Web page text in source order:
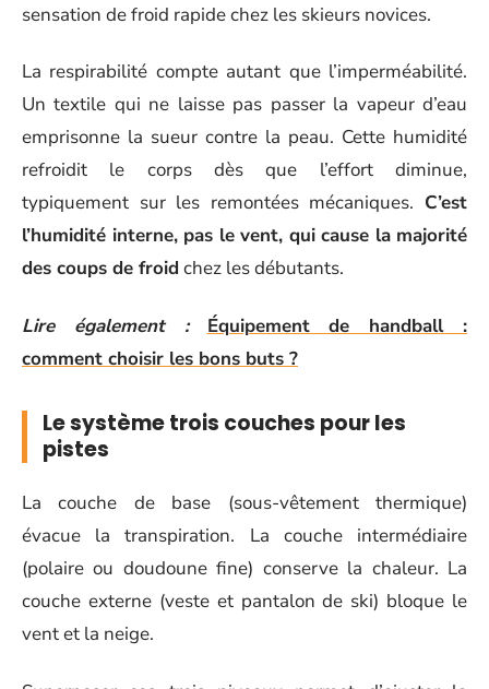
sensation de froid rapide chez les skieurs novices.
La respirabilité compte autant que l’imperméabilité.
Un textile qui ne laisse pas passer la vapeur d’eau
emprisonne la sueur contre la peau. Cette humidité
refroidit le corps dès que l’effort diminue,
typiquement sur les remontées mécaniques. C’est
l’humidité interne, pas le vent, qui cause la majorité
des coups de froid chez les débutants.
Lire également :
Équipement de handball :
comment choisir les bons buts ?
Le système trois couches pour les
pistes
La couche de base (sous-vêtement thermique)
évacue la transpiration. La couche intermédiaire
(polaire ou doudoune fine) conserve la chaleur. La
couche externe (veste et pantalon de ski) bloque le
vent et la neige.